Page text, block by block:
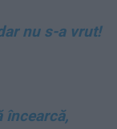
nu s-a vrut!
încearcă,